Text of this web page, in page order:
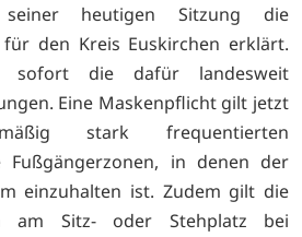
heutigen Sitzung die
den Kreis Euskirchen erklärt.
sofort die dafür landesweit
Eine Maskenpflicht gilt jetzt
stark frequentierten
Fußgängerzonen, in denen der
einzuhalten ist. Zudem gilt die
am Sitz- oder Stehplatz bei